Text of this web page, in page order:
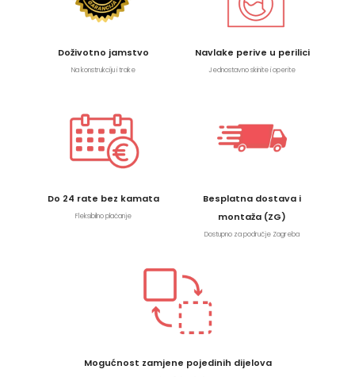
Doživotno jamstvo
Na konstrukciju i trake
Navlake perive u perilici
Jednostavno skinite i operite
Do 24 rate bez kamata
Fleksibilno plaćanje
Besplatna dostava i
montaža (ZG)
Dostupno za područje Zagreba
Mogućnost zamjene pojedinih dijelova